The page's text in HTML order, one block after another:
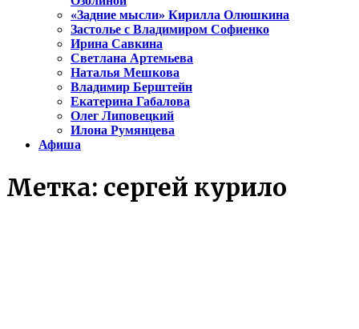
«Задние мысли» Кирилла Олюшкина
Застолье с Владимиром Софиенко
Ирина Савкина
Светлана Артемьева
Наталья Мешкова
Владимир Берштейн
Екатерина Габалова
Олег Липовецкий
Илона Румянцева
Афиша
Метка: сергей курило